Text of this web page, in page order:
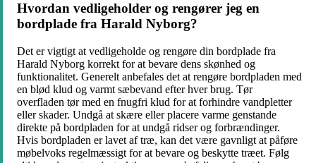
Hvordan vedligeholder og rengører jeg en
bordplade fra Harald Nyborg?
Det er vigtigt at vedligeholde og rengøre din bordplade fra
Harald Nyborg korrekt for at bevare dens skønhed og
funktionalitet. Generelt anbefales det at rengøre bordpladen med
en blød klud og varmt sæbevand efter hver brug. Tør
overfladen tør med en fnugfri klud for at forhindre vandpletter
eller skader. Undgå at skære eller placere varme genstande
direkte på bordpladen for at undgå ridser og forbrændinger.
Hvis bordpladen er lavet af træ, kan det være gavnligt at påføre
møbelvoks regelmæssigt for at bevare og beskytte træet. Følg